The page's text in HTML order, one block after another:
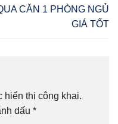
CĂN 1 PHÒNG NGỦ
GIÁ TỐT
hiển thị công khai.
dấu *